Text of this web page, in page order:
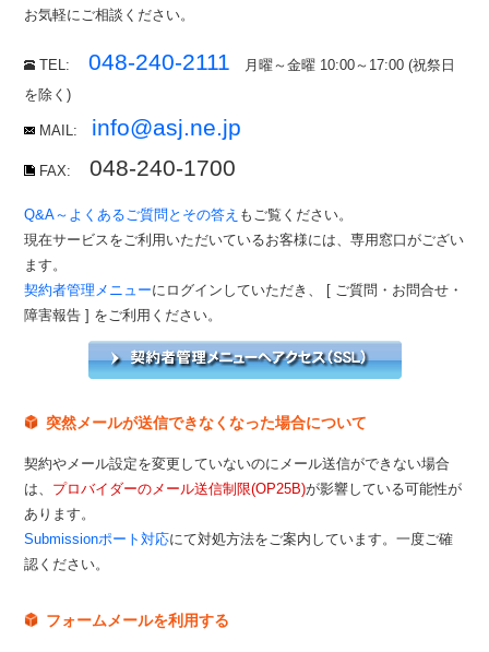
お気軽にご相談ください。
TEL:048-240-2111 月曜～金曜 10:00～17:00 (祝祭日
を除く)
MAIL: info@asj.ne.jp
FAX:048-240-1700
Q&A～よくあるご質問とその答え もご覧ください。
現在サービスをご利用いただいているお客様には、専用窓口がござい
ます。
契約者管理メニューにログインしていただき、 [ ご質問・お問合せ・
障害報告 ] をご利用ください。
突然メールが送信できなくなった場合について
契約やメール設定を変更していないのにメール送信ができない場合
は、 プロバイダーのメール送信制限(OP25B)が影響している可能性が
あります。
Submissionポート対応にて対処方法をご案内しています。一度ご確
認ください。
フォームメールを利用する